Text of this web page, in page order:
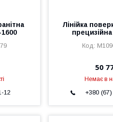
12
Лінійка
50
Немає в
+380